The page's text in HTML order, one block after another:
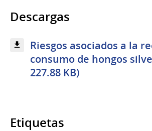
Descargas
Riesgos asociados a la
consumo de hongos
227.88 KB)
Etiquetas